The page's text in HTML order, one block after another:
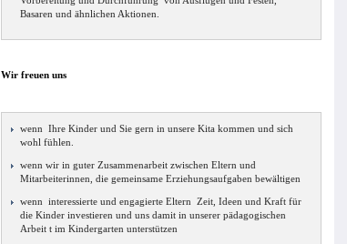
Basaren und ähnlichen Aktionen.
Wir freuen uns
wenn Ihre Kinder und Sie gern in unsere Kita kommen und sich
wohl fühlen.
wenn wir in guter Zusammenarbeit zwischen Eltern und
Mitarbeiterinnen, die gemeinsame Erziehungsaufgaben bewältigen
wenn interessierte und engagierte Eltern Zeit, Ideen und Kraft für
die Kinder investieren und uns damit in unserer pädagogischen
Arbeit t im Kindergarten unterstützen